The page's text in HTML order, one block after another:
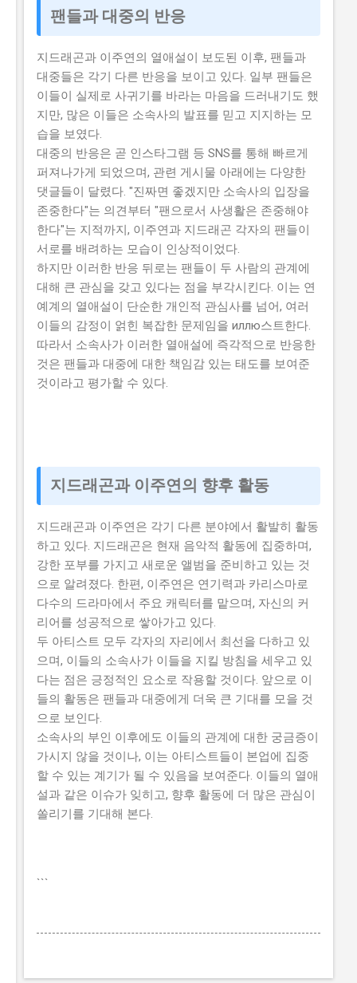
팬들과 대중의 반응
지드래곤과 이주연의 열애설이 보도된 이후, 팬들과
대중들은 각기 다른 반응을 보이고 있다. 일부 팬들은
이들이 실제로 사귀기를 바라는 마음을 드러내기도 했
지만, 많은 이들은 소속사의 발표를 믿고 지지하는 모
습을 보였다.
대중의 반응은 곧 인스타그램 등 SNS를 통해 빠르게
퍼져나가게 되었으며, 관련 게시물 아래에는 다양한
댓글들이 달렸다. "진짜면 좋겠지만 소속사의 입장을
존중한다"는 의견부터 "팬으로서 사생활은 존중해야
한다"는 지적까지, 이주연과 지드래곤 각자의 팬들이
서로를 배려하는 모습이 인상적이었다.
하지만 이러한 반응 뒤로는 팬들이 두 사람의 관계에
대해 큰 관심을 갖고 있다는 점을 부각시킨다. 이는 연
예계의 열애설이 단순한 개인적 관심사를 넘어, 여러
이들의 감정이 얽힌 복잡한 문제임을 иллю스트한다.
따라서 소속사가 이러한 열애설에 즉각적으로 반응한
것은 팬들과 대중에 대한 책임감 있는 태도를 보여준
것이라고 평가할 수 있다.
지드래곤과 이주연의 향후 활동
지드래곤과 이주연은 각기 다른 분야에서 활발히 활동
하고 있다. 지드래곤은 현재 음악적 활동에 집중하며,
강한 포부를 가지고 새로운 앨범을 준비하고 있는 것
으로 알려졌다. 한편, 이주연은 연기력과 카리스마로
다수의 드라마에서 주요 캐릭터를 맡으며, 자신의 커
리어를 성공적으로 쌓아가고 있다.
두 아티스트 모두 각자의 자리에서 최선을 다하고 있
으며, 이들의 소속사가 이들을 지킬 방침을 세우고 있
다는 점은 긍정적인 요소로 작용할 것이다. 앞으로 이
들의 활동은 팬들과 대중에게 더욱 큰 기대를 모을 것
으로 보인다.
소속사의 부인 이후에도 이들의 관계에 대한 궁금증이
가시지 않을 것이나, 이는 아티스트들이 본업에 집중
할 수 있는 계기가 될 수 있음을 보여준다. 이들의 열애
설과 같은 이슈가 잊히고, 향후 활동에 더 많은 관심이
쏠리기를 기대해 본다.
```